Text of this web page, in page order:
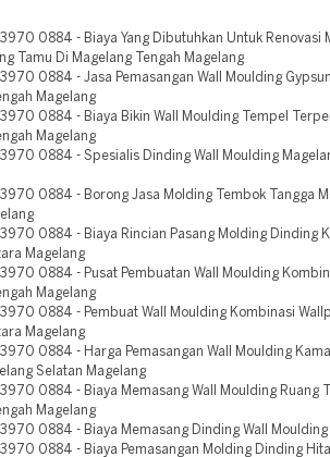
3970 0884 - Biaya Yang Dibutuhkan Untuk Renovasi
Tamu Di Magelang Tengah Magelang
3970 0884 - Jasa Pemasangan Wall Moulding
Magelang
3970 0884 - Biaya Bikin Wall Moulding Tempel
Magelang
3970 0884 - Spesialis Dinding Wall Moulding
3970 0884 - Borong Jasa Molding Tembok Tangga
3970 0884 - Biaya Rincian Pasang Molding Dinding
Magelang
3970 0884 - Pusat Pembuatan Wall Moulding
Magelang
3970 0884 - Pembuat Wall Moulding Kombinasi
Magelang
3970 0884 - Harga Pemasangan Wall Moulding
Selatan Magelang
3970 0884 - Biaya Memasang Wall Moulding Ruang
Magelang
3970 0884 - Biaya Memasang Dinding Wall
3970 0884 - Biaya Pemasangan Molding Dinding